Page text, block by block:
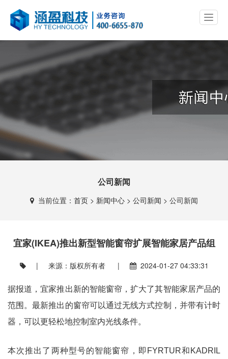
公司新闻
当前位置： 首页 > 新闻中心 > 公司新闻 > 公司新闻
宜家(IKEA)推出新型智能窗帘扩展智能家居产品组
| 来源：版权所有者 | 2024-01-27 04:33:31
据报道，宜家推出新的智能窗帘，扩大了其智能家居产品的
范围。最新推出的窗帘可以通过无线方式控制，并带有计时
器，可以更轻松地控制室内光线条件。
本次推出了两种型号的智能窗帘，即FYRTUR和KADRIL